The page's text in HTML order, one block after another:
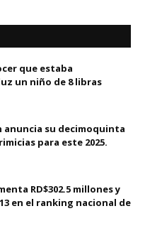
que estaba
un niño de 8 libras
anuncia su decimoquinta
para este 2025.
RD$302.5 millones y
en el ranking nacional de